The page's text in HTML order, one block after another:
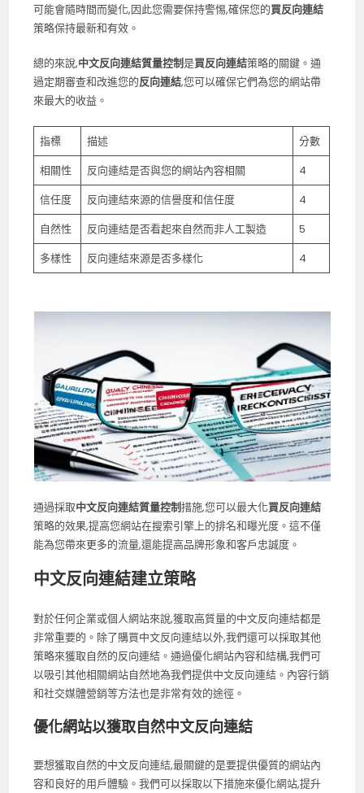
可能會隨時間而變化,因此您需要保持警惕,確保您的買反向連結
策略保持最新和有效。
總的來說,中文反向連結質量控制是買反向連結策略的關鍵。通
過定期審查和改進您的反向連結,您可以確保它們為您的網站帶
來最大的收益。
指標 描述
分數
相關性
反向連結是否與您的網站內容相關
4
信任度
反向連結來源的信譽度和信任度
4
自然性
反向連結是否看起來自然而非人工製造
5
多樣性
反向連結來源是否多樣化 4
通過採取中文反向連結質量控制措施,您可以最大化買反向連結
策略的效果,提高您網站在搜索引擎上的排名和曝光度。這不僅
能為您帶來更多的流量,還能提高品牌形象和客戶忠誠度。
中文反向連結建立策略
對於任何企業或個人網站來說,獲取高質量的中文反向連結都是
非常重要的。除了購買中文反向連結以外,我們還可以採取其他
策略來獲取自然的反向連結。通過優化網站內容和結構,我們可
以吸引其他相關網站自然地為我們提供中文反向連結。內容行銷
和社交媒體營銷等方法也是非常有效的途徑。
優化網站以獲取自然中文反向連結
要想獲取自然的中文反向連結,最關鍵的是要提供優質的網站內
容和良好的用戶體驗。我們可以採取以下措施來優化網站,提升